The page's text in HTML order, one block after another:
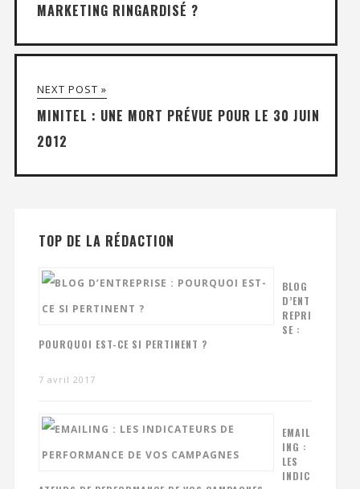
MARKETING RINGARDISÉ ?
NEXT POST »
MINITEL : UNE MORT PRÉVUE POUR LE 30 JUIN
2012
TOP DE LA RÉDACTION
BLOG
D’ENT
REPRI
SE :
POURQUOI EST-CE SI PERTINENT ?
7 avril 2017
EMAIL
ING :
LES
INDIC